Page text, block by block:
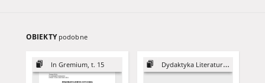
OBIEKTY podobne
In Gremium, t. 15 Dydaktyka Literatury, 16